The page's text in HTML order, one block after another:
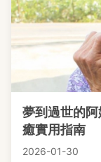
夢到過世的
癒實用指南
2026-01-30